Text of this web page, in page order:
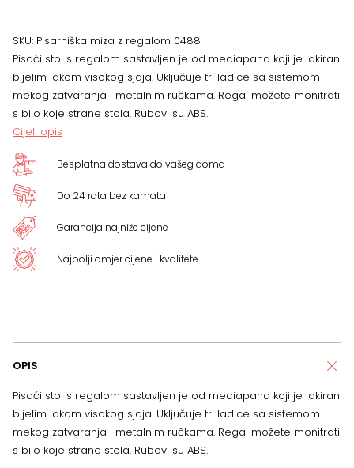
dimenzije
x
75
x
145
cm
količina
SKU: Pisarniška miza z regalom 0488
Pisaći stol s regalom sastavljen je od mediapana koji je lakiran
bijelim lakom visokog sjaja. Uključuje tri ladice sa sistemom
mekog zatvaranja i metalnim ručkama. Regal možete monitrati
s bilo koje strane stola. Rubovi su ABS.
Cijeli opis
Besplatna dostava do vašeg doma
Do 24 rata bez kamata
Garancija najniže cijene
Najbolji omjer cijene i kvalitete
OPIS
Pisaći stol s regalom sastavljen je od mediapana koji je lakiran
bijelim lakom visokog sjaja. Uključuje tri ladice sa sistemom
mekog zatvaranja i metalnim ručkama. Regal možete monitrati
s bilo koje strane stola. Rubovi su ABS.